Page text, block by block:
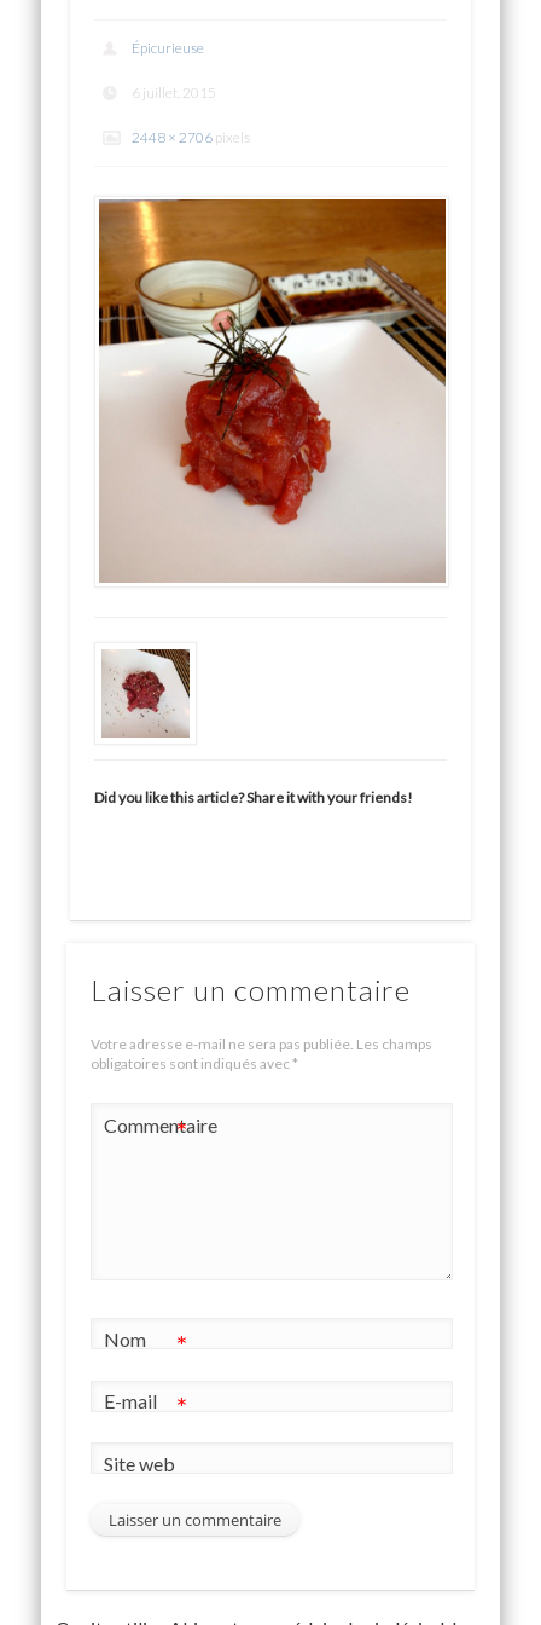
Épicurieuse
6 juillet, 2015
2448 × 2706 pixels
Did you like this article? Share it with your friends!
Laisser un commentaire
Votre adresse e-mail ne sera pas publiée. Les champs
obligatoires sont indiqués avec*
Commentaire
*
Nom *
E-mail *
Site web